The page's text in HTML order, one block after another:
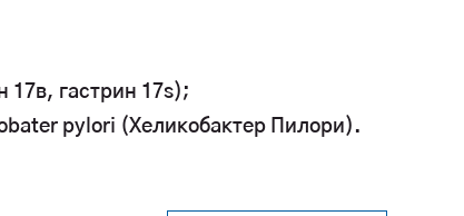
17в, гастрин 17s);
pylori (Хеликобактер Пилори).